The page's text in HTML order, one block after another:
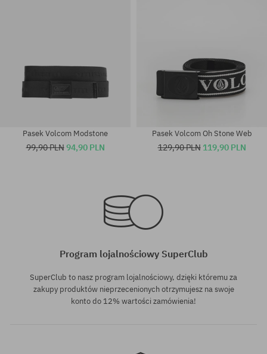
34; 38
Pasek Volcom Modstone
99,90 PLN94,90 PLN
Pasek Volcom Oh Stone Web
129,90 PLN 119,90 PLN
Program lojalnościowy SuperClub
SuperClub to nasz program lojalnościowy, dzięki któremu za
zakupy produktów nieprzecenionych otrzymujesz na swoje
konto do 12% wartości zamówienia!